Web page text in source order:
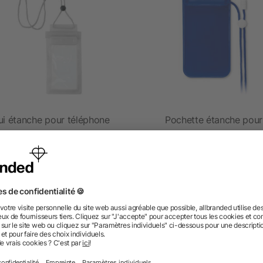
étanche pour téléphone
dès 0,41 €
Pochette étanche pour
smartpho
questions ? Nous avons les